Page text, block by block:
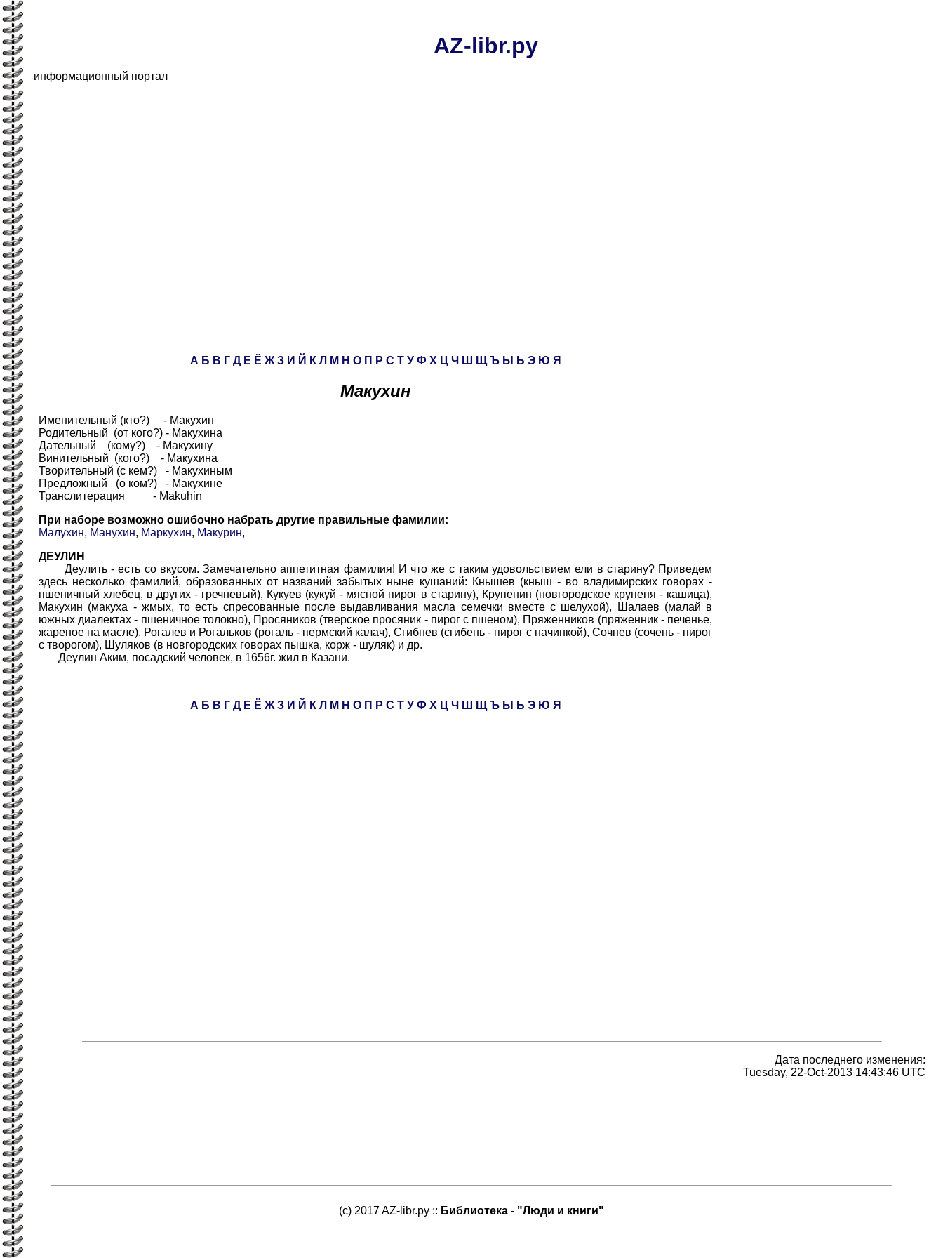
AZ-libr.ру
информационный портал
А Б В Г Д Е Ё Ж З И Й К Л М Н О П Р С Т У Ф Х Ц Ч Ш Щ Ъ Ы Ь Э Ю Я
Макухин
Именительный (кто?) - Макухин
Родительный (от кого?) - Макухина
Дательный (кому?) - Макухину
Винительный (кого?) - Макухина
Творительный (с кем?) - Макухиным
Предложный (о ком?) - Макухине
Транслитерация - Makuhin
При наборе возможно ошибочно набрать другие правильные фамилии:
Малухин, Манухин, Маркухин, Макурин,
ДЕУЛИН
Деулить - есть со вкусом. Замечательно аппетитная фамилия! И что же с таким удовольствием ели в старину? Приведем
здесь несколько фамилий, образованных от названий забытых ныне кушаний: Кнышев (кныш - во владимирских говорах -
пшеничный хлебец, в других - гречневый), Кукуев (кукуй - мясной пирог в старину), Крупенин (новгородское крупеня - кашица),
Макухин (макуха - жмых, то есть спресованные после выдавливания масла семечки вместе с шелухой), Шалаев (малай в
южных диалектах - пшеничное толокно), Просяников (тверское просяник - пирог с пшеном), Пряженников (пряженник - печенье,
жареное на масле), Рогалев и Рогальков (рогаль - пермский калач), Сгибнев (сгибень - пирог с начинкой), Сочнев (сочень - пирог
с творогом), Шуляков (в новгородских говорах пышка, корж - шуляк) и др.
Деулин Аким, посадский человек, в 1656г. жил в Казани.
А Б В Г Д Е Ё Ж З И Й К Л М Н О П Р С Т У Ф Х Ц Ч Ш Щ Ъ Ы Ь Э Ю Я
Дата последнего изменения:
Tuesday, 22-Oct-2013 14:43:46 UTC
(c) 2017 AZ-libr.ру :: Библиотека - "Люди и книги"